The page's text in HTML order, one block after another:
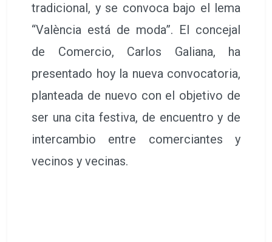
tradicional, y se convoca bajo el lema
“València está de moda”. El concejal
de Comercio, Carlos Galiana, ha
presentado hoy la nueva convocatoria,
planteada de nuevo con el objetivo de
ser una cita festiva, de encuentro y de
intercambio entre comerciantes y
vecinos y vecinas.